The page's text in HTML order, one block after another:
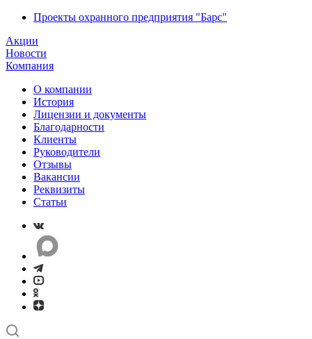
Проекты охранного предприятия "Барс"
Акции
Новости
Компания
О компании
История
Лицензии и документы
Благодарности
Клиенты
Руководители
Отзывы
Вакансии
Реквизиты
Статьи